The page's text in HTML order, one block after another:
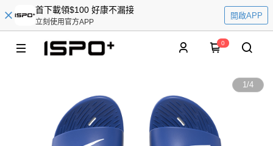
首下載領$100 好康不漏接
立刻使用官方APP
開啟APP
0
1/4